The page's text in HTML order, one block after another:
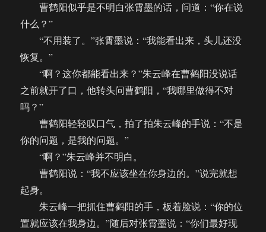
曹鹤阳似乎是不明白张霄墨的话，问道：“你在说
什么？”
“不用装了。”张霄墨说：“我能看出来，头儿还没
恢复。”
“啊？这你都能看出来？”朱云峰在曹鹤阳没说话
之前就开了口，他转头问曹鹤阳，“我哪里做得不对
吗？”
曹鹤阳轻轻叹口气，拍了拍朱云峰的手说：“不是
你的问题，是我的问题。”
“啊？”朱云峰并不明白。
曹鹤阳说：“我不应该坐在你身边的。”说完就想
起身。
朱云峰一把抓住曹鹤阳的手，板着脸说：“你的位
置就应该在我身边。”随后对张霄墨说：“你们最好现